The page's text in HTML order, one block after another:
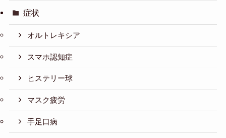
症状
オルトレキシア
スマホ認知症
ヒステリー球
マスク疲労
手足口病